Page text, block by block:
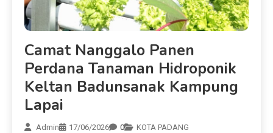
Camat Nanggalo Panen
Perdana Tanaman Hidroponik
Keltan Badunsanak Kampung
Lapai
Admin 17/06/2026 0 KOTA PADANG